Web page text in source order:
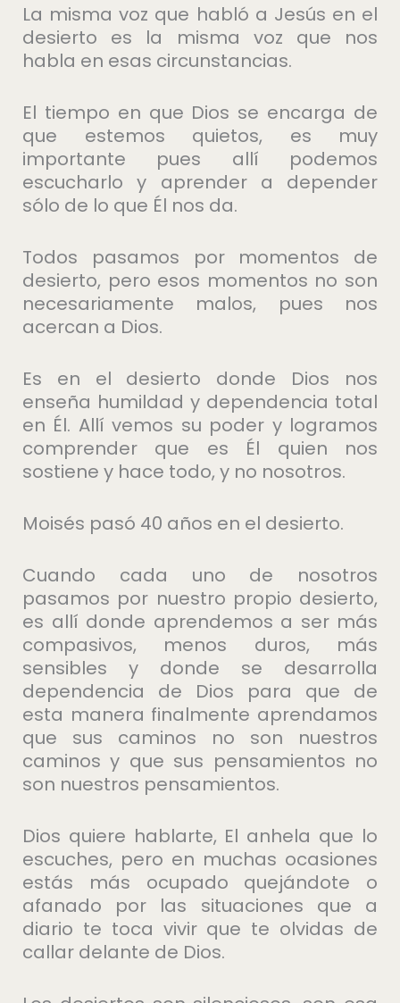
La misma voz que habló a Jesús en el
desierto es la misma voz que nos
habla en esas circunstancias.
El tiempo en que Dios se encarga de
que estemos quietos, es muy
importante pues allí podemos
escucharlo y aprender a depender
sólo de lo que Él nos da.
Todos pasamos por momentos de
desierto, pero esos momentos no son
necesariamente malos, pues nos
acercan a Dios.
Es en el desierto donde Dios nos
enseña humildad y dependencia total
en Él. Allí vemos su poder y logramos
comprender que es Él quien nos
sostiene y hace todo, y no nosotros.
Moisés pasó 40 años en el desierto.
Cuando cada uno de nosotros
pasamos por nuestro propio desierto,
es allí donde aprendemos a ser más
compasivos, menos duros, más
sensibles y donde se desarrolla
dependencia de Dios para que de
esta manera finalmente aprendamos
que sus caminos no son nuestros
caminos y que sus pensamientos no
son nuestros pensamientos.
Dios quiere hablarte, El anhela que lo
escuches, pero en muchas ocasiones
estás más ocupado quejándote o
afanado por las situaciones que a
diario te toca vivir que te olvidas de
callar delante de Dios.